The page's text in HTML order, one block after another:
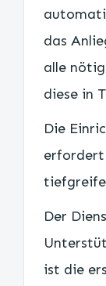
das
alle
diese in
Die
erfordert
Der
ist die